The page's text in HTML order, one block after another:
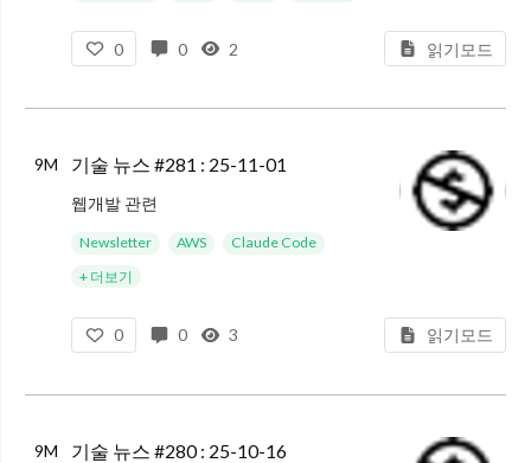
0 0 2 읽기모드
9M 기술 뉴스 #281 : 25-11-01
웹개발 관련
The Internet’s Biggest Annoyance: Why Cookie Laws Should Target Browsers, Not Websites : GDPR, CCPA 같은 개인 정보 보호법 아래 개인이 자
Newsletter AWS
Claude Code
+ 더보기
0 0 3 읽기모드
9M 기술 뉴스 #280 : 25-10-16